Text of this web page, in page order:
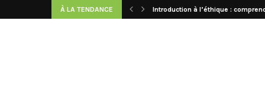
À LA TENDANCE Introduction à l’éthique :